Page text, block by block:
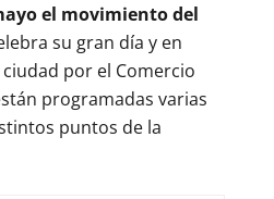
el movimiento del
su gran día y en
por el Comercio
programadas varias
puntos de la